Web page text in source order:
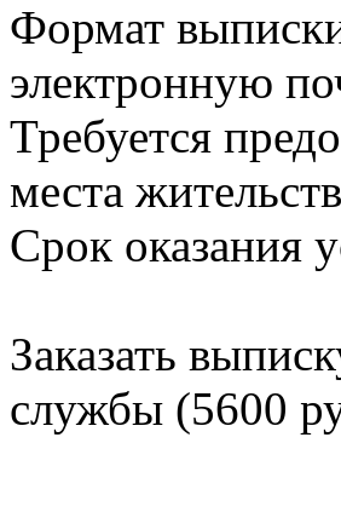
Формат
электронную
Требуется
места
Срок оказания
Заказать
службы (5600